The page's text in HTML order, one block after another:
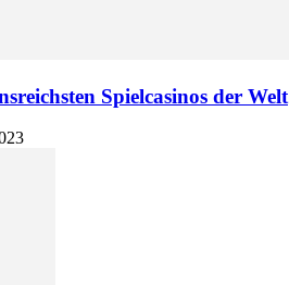
Spielcasinos der Welt